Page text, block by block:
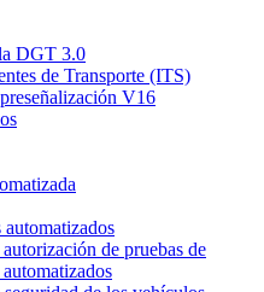
DGT 3.0
de Transporte (ITS)
V16
de pruebas de